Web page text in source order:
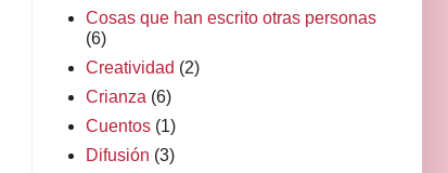
Cosas que han escrito otras personas
(6)
Creatividad (2)
Crianza (6)
Cuentos (1)
Difusión (3)